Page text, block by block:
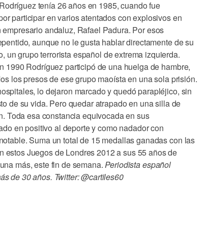
tenía 26 años en 1985, cuando fue
participar en varios atentados con explosivos en
andaluz, Rafael Padura. Por esos
aunque no le gusta hablar directamente de su
un grupo terrorista español de extrema izquierda.
1990 Rodríguez participó de una huelga de hambre,
los presos de ese grupo maoísta en una sola prisión.
lo dejaron marcado y quedó parapléjico, sin
de su vida. Pero quedar atrapado en una silla de
Toda esa constancia equivocada en sus
en positivo al deporte y como nadador con
Suma un total de 15 medallas ganadas con las
estos Juegos de Londres 2012 a sus 55 años de
más, este fin de semana.Periodista español
de 30 años. Twitter: @cartiles60